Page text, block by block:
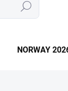
Search
NORWAY